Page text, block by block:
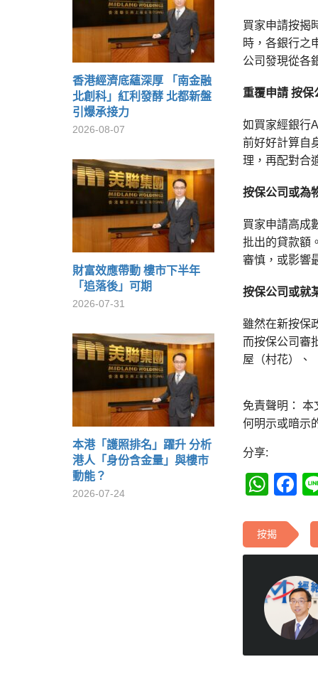
香港經濟底蘊深厚 「南金融
北創科」紅利發酵 北都新盤
引爆承接力
2026-08-07
財富效應帶動 樓市下半年
「追落後」可期
2026-07-31
本港「護照排名」躍升 分析
港人「身份含金量」與樓市
動能？
2026-07-24
買家申請按揭
時，各銀行之
公司發現從各
重覆申請 按保
如買家經銀行
前好好計算自
理，再配對合
按保公司或為
買家申請高成
批出的貸款額
審慎，或影響
按保公司或就
雖然在新按保
而按保公司審
屋（村花）、
免責聲明：
何明示或暗示
分享:
按揭